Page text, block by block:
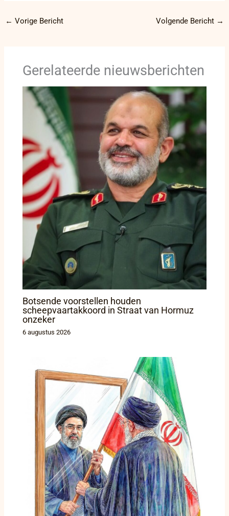
← Vorige Bericht Volgende Bericht →
Gerelateerde nieuwsberichten
Botsende voorstellen houden
scheepvaartakkoord in Straat van Hormuz
onzeker
6 augustus 2026